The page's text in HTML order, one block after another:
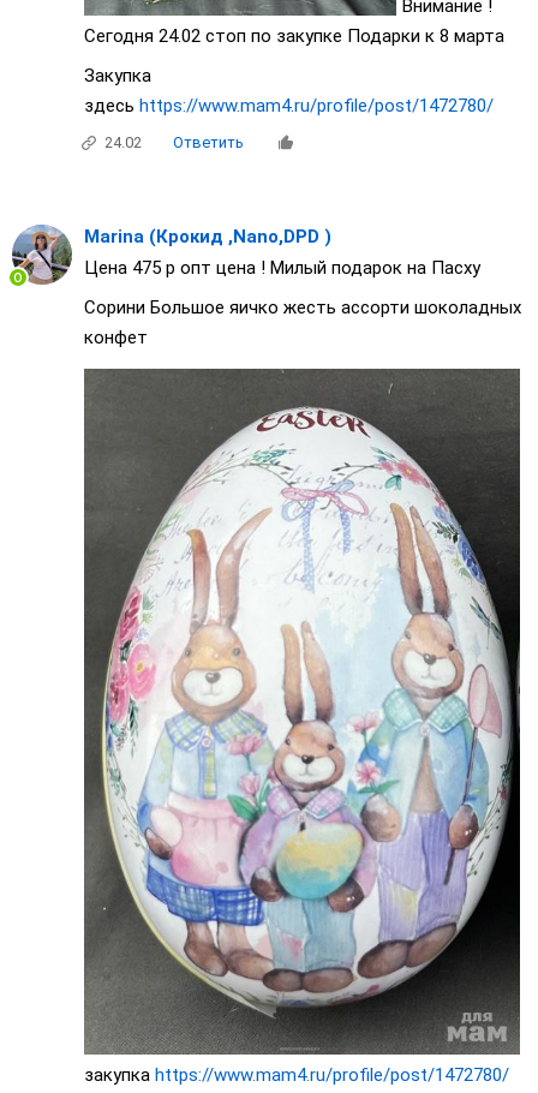
Внимание !
Сегодня 24.02 стоп по закупке Подарки к 8 марта
Закупка
здесь https://www.mam4.ru/profile/post/1472780/
24.02 Ответить
Marina (Крокид ,Nano,DPD )
Цена 475 р опт цена ! Милый подарок на Пасху
Сорини Большое яичко жесть ассорти шоколадных
конфет
закупка https://www.mam4.ru/profile/post/1472780/